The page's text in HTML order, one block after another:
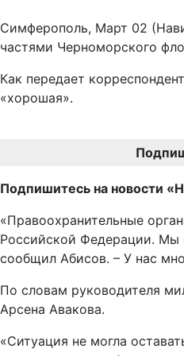
Симферополь, Март 02
частями Черноморского
Как передает
«хорошая».
Подпишитесь на новости
«Правоохранительные
Российской Федерации. Мы
сообщил Абисов. – У нас
По словам руководителя
Арсена Авакова.
«Ситуация не могла